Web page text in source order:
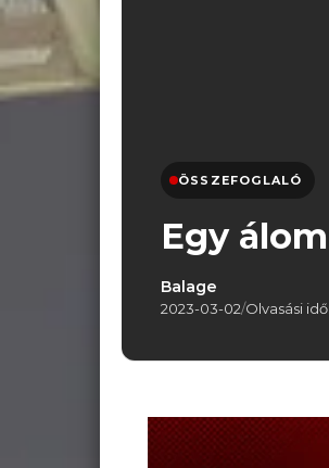
ÖSSZEFOGLALÓ
Egy
Balage
2023-03-02/Olvasási